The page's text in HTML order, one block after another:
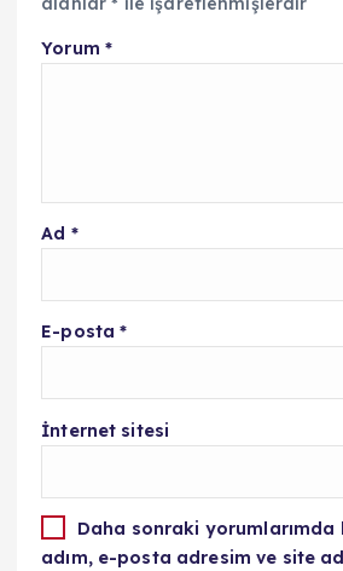
Yorum *
Ad *
E-posta*
İnternet sitesi
Daha sonraki yorumlarımda
adım, e-posta adresim ve site